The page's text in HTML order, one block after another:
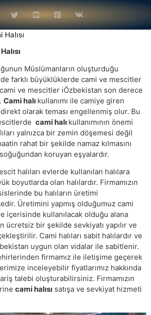
Müslümanların oluşturduğu
farklı büyüklüklerde cami ve mescitler
cami ve mescitler iÖzbekistan son derece
Cami halı kullanımı ile camiye giren
olarak teması engellenmiş olur. Bu
cami halı kullanımının önemi
yalnızca bir zemin döşemesi değil
rahat bir şekilde namaz kılmasını
koruyan eşyalardır.
halıları evlerde kullanılan halılara
boyutlarda olan halılardır. Firmamızın
bu halıların üretimi
Üretimini yapmış olduğumuz cami
içerisinde kullanılacak olduğu alana
ücretsiz bir şekilde sevkiyatı yapılır ve
Cami halıları sabit halılardır ve
uygun olan vidalar ile sabitlenir.
firmamız ile iletişime geçerek
inceleyebilir fiyatlarımız hakkında
talebi oluşturabilirsiniz. Firmamızın
cami halısı satışa ve sevkiyat hizmeti